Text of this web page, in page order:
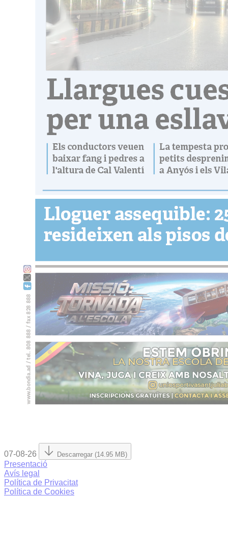
07-08-26 Descarregar (14.95 MB)
Presentació
Avís legal
Política de Privacitat
Política de Cookies